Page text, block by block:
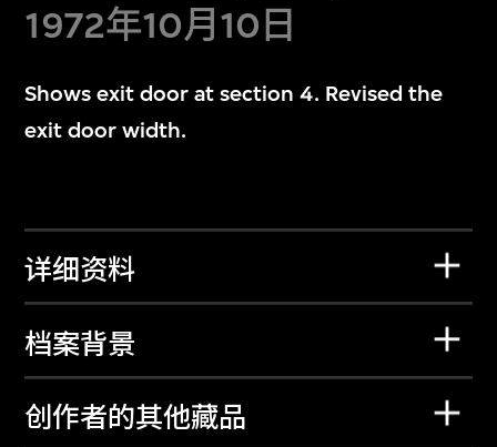
1972年10月10日
Shows exit door at section 4. Revised the
exit door width.
详细资料
档案背景
创作者的其他藏品